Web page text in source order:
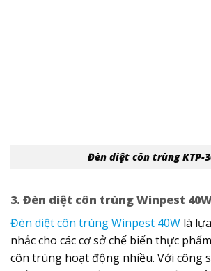
Đèn diệt côn trùng KTP-
3. Đèn diệt côn trùng Winpest
Đèn diệt côn trùng Winpest 40W là
nhắc cho các cơ sở chế biến thực
côn trùng hoạt động nhiều. Với công